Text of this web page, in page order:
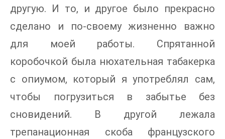
другую. И то, и другое было прекрасно
сделано и по-своему жизненно важно
для моей работы. Спрятанной
коробочкой была нюхательная табакерка
с опиумом, который я употреблял сам,
чтобы погрузиться в забытье без
сновидений. В другой лежала
трепанационная скоба французского